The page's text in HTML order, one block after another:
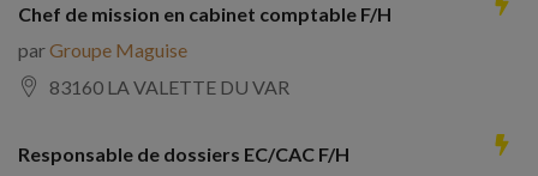
Chef de mission en cabinet comptable F/H
parGroupe Maguise
83160 LA VALETTE DU VAR
Responsable de dossiers EC/CAC F/H